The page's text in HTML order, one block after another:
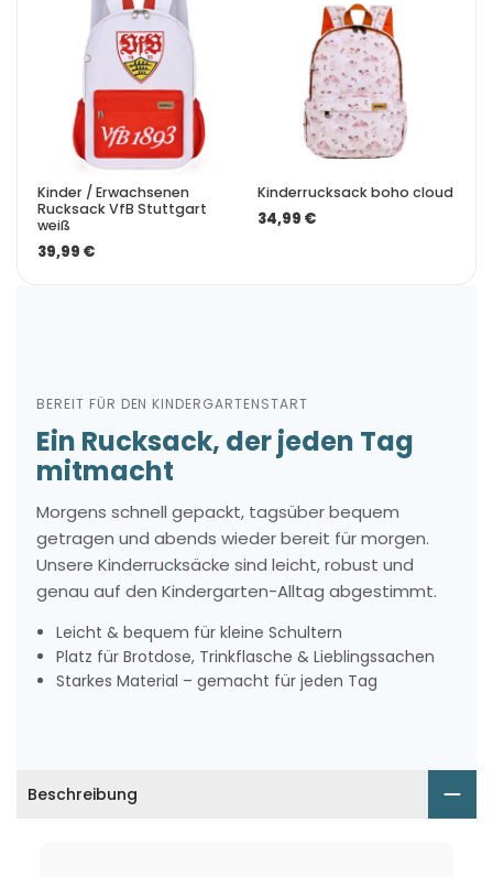
Kinder / Erwachsenen
Rucksack VfB Stuttgart
weiß
39,99 €
Kinderrucksack boho cloud
34,99 €
BEREIT FÜR DEN KINDERGARTENSTART
Ein Rucksack, der jeden Tag
mitmacht
Morgens schnell gepackt, tagsüber bequem
getragen und abends wieder bereit für morgen.
Unsere Kinderrucksäcke sind leicht, robust und
genau auf den Kindergarten-Alltag abgestimmt.
Leicht & bequem für kleine Schultern
Platz für Brotdose, Trinkflasche & Lieblingssachen
Starkes Material – gemacht für jeden Tag
Beschreibung